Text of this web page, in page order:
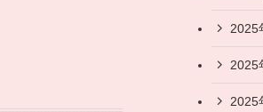
2025
2025
2025